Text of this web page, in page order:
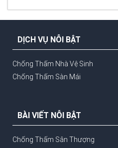
DỊCH VỤ NỖI BẬT
Chống Thấm Nhà Vệ Sinh
Chống Thấm Sàn Mái
BÀI VIẾT NỖI BẬT
Chống Thấm Sân Thượng